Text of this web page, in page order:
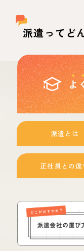
派遣ってど
派遣とは
正社員との違